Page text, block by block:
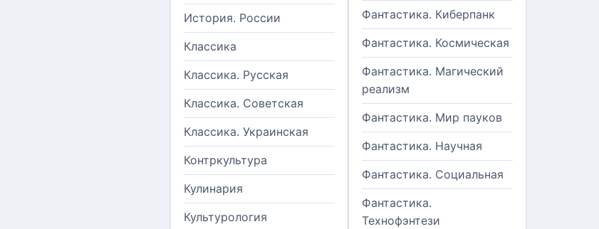
История. России
Классика
Классика. Русская
Классика. Советская
Классика. Украинская
Контркультура
Кулинария
Культурология
Фантастика. Киберпанк
Фантастика. Космическая
Фантастика. Магический
реализм
Фантастика. Мир пауков
Фантастика. Научная
Фантастика. Социальная
Фантастика.
Технофэнтези